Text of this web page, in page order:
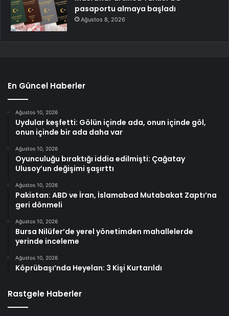
pasaportu almaya başladı
Ağustos 8, 2026
En Güncel Haberler
Ağustos 10, 2026
Uydular keşfetti: Gölün içinde ada, onun içinde göl,
onun içinde bir ada daha var
Ağustos 10, 2026
Oyunculuğu bıraktığı iddia edilmişti: Çağatay
Ulusoy’un değişimi şaşırttı
Ağustos 10, 2026
Pakistan: ABD ve İran, İslamabad Mutabakat Zaptı’na
geri dönmeli
Ağustos 10, 2026
Bursa Nilüfer’de yerel yönetimden mahallelerde
yerinde inceleme
Ağustos 10, 2026
Köprübaşı’nda Heyelan: 3 Kişi Kurtarıldı
Rastgele Haberler